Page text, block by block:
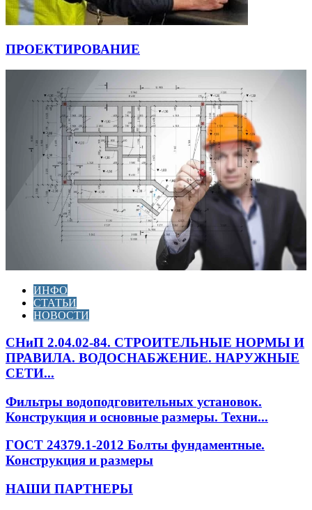
ПРОЕКТИРОВАНИЕ
ИНФО
СТАТЬИ
НОВОСТИ
СНиП 2.04.02-84. СТРОИТЕЛЬНЫЕ НОРМЫ И
ПРАВИЛА. ВОДОСНАБЖЕНИЕ. НАРУЖНЫЕ
СЕТИ...
Фильтры водоподговительных установок.
Конструкция и основные размеры. Техни...
ГОСТ 24379.1-2012 Болты фундаментные.
Конструкция и размеры
НАШИ ПАРТНЕРЫ